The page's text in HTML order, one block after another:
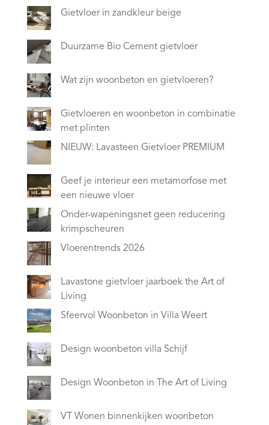
Gietvloer in zandkleur beige
Duurzame Bio Cement gietvloer
Wat zijn woonbeton en gietvloeren?
Gietvloeren en woonbeton in combinatie
met plinten
NIEUW: Lavasteen Gietvloer PREMIUM
Geef je interieur een metamorfose met
een nieuwe vloer
Onder-wapeningsnet geen reducering
krimpscheuren
Vloerentrends 2026
Lavastone gietvloer jaarboek the Art of
Living
Sfeervol Woonbeton in Villa Weert
Design woonbeton villa Schijf
Design Woonbeton in The Art of Living
VT Wonen binnenkijken woonbeton